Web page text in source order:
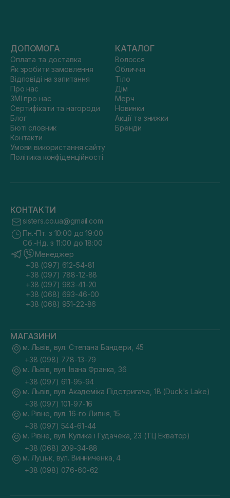
ДОПОМОГА
Оплата та доставка
Як зробити замовлення
Відповіді на запитання
Про нас
ЗМІ про нас
Сертифікати та нагороди
Блог
Бюті словник
Контакти
Умови використання сайту
Політика конфіденційності
КАТАЛОГ
Волосся
Обличчя
Тіло
Дім
Мерч
Новинки
Акції та знижки
Бренди
КОНТАКТИ
sisters.co.ua@gmail.com
Пн.-Пт. з 10:00 до 19:00
Сб.-Нд. з 11:00 до 18:00
Менеджер
+38 (097) 612-54-81
+38 (097) 788-12-88
+38 (097) 983-41-20
+38 (068) 693-46-00
+38 (068) 951-22-86
МАГАЗИНИ
м. Львів, вул. Степана Бандери, 45
+38 (098) 778-13-79
м. Львів, вул. Івана Франка, 36
+38 (097) 611-95-94
м. Львів, вул. Академіка Підстригача, 1В (Duck's Lake)
+38 (097) 101-97-16
м. Рівне, вул. 16-го Липня, 15
+38 (097) 544-61-44
м. Рівне, вул. Кулика і Гудачека, 23 (ТЦ Екватор)
+38 (068) 209-34-88
м. Луцьк, вул. Винниченка, 4
+38 (098) 076-60-62